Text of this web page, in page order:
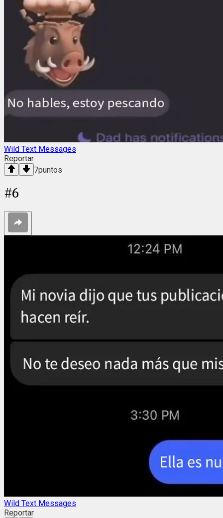
Wild Text Messages
Reportar
7puntos
#6
Wild Text Messages
Reportar